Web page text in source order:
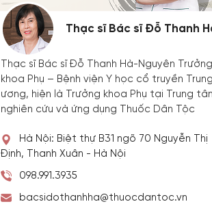
Thạc sĩ Bác sĩ Đỗ Thanh
Thạc sĩ Bác sĩ Đỗ Thanh Hà-Nguyên Trưởng
khoa Phụ – Bệnh viện Y học cổ truyền Trung
ương, hiện là Trưởng khoa Phụ tại Trung
nghiên cứu và ứng dụng Thuốc Dân Tộc
Hà Nội: Biệt thự B31 ngõ 70 Nguyễn Thị
Định, Thanh Xuân - Hà Nội
098.991.3935
bacsidothanhha@thuocdantoc.vn